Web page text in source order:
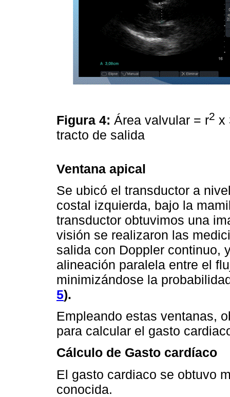
Figura 4: Área valvular = r2 x
tracto de salida
Ventana apical
Se ubicó el transductor a
costal izquierda, bajo la
transductor obtuvimos una
visión se realizaron las
salida con Doppler continuo,
alineación paralela entre el
minimizándose la
5).
Empleando estas ventanas,
para calcular el gasto
Cálculo de Gasto cardíaco
El gasto cardiaco se obtuvo
conocida.